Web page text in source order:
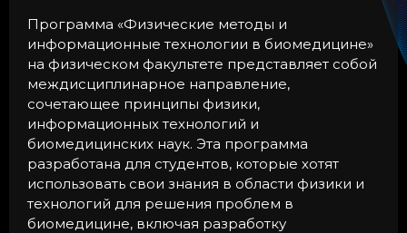
Программа «Физические методы и
информационные технологии в биомедицине»
на физическом факультете представляет собой
междисциплинарное направление,
сочетающее принципы физики,
информационных технологий и
биомедицинских наук. Эта программа
разработана для студентов, которые хотят
использовать свои знания в области физики и
технологий для решения проблем в
биомедицине, включая разработку